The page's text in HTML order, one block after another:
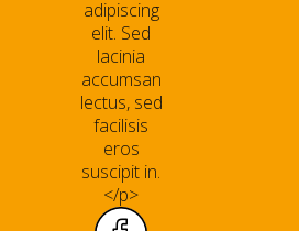
adipiscing
elit. Sed
lacinia
accumsan
lectus, sed
facilisis
eros
suscipit in.
</p>